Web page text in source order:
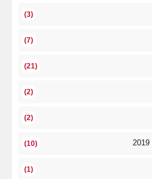
(3)
(7)
(21)
(2)
(2)
(10)
(1)